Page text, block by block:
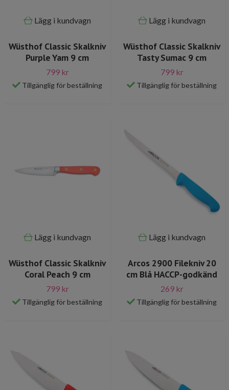
Lägg i kundvagn
Wüsthof Classic Skalkniv
Purple Yam 9 cm
799 kr
Tillgänglig för beställning
Lägg i kundvagn
Wüsthof Classic Skalkniv
Tasty Sumac 9 cm
799 kr
Tillgänglig för beställning
Lägg i kundvagn
Wüsthof Classic Skalkniv
Coral Peach 9 cm
799 kr
Tillgänglig för beställning
Lägg i kundvagn
Arcos 2900 Filekniv 20
cm Blå HACCP-godkänd
269 kr
Tillgänglig för beställning